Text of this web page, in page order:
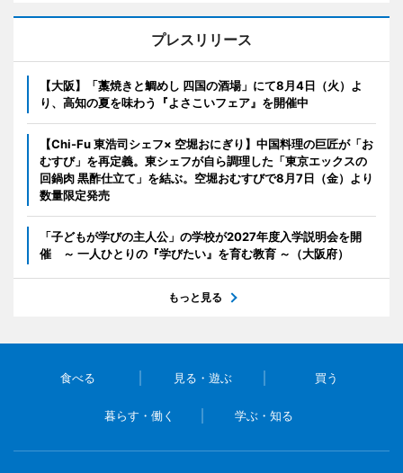
プレスリリース
【大阪】「藁焼きと鯛めし 四国の酒場」にて8月4日（火）よ
り、高知の夏を味わう『よさこいフェア』を開催中
【Chi-Fu 東浩司シェフ× 空堀おにぎり】中国料理の巨匠が「お
むすび」を再定義。東シェフが自ら調理した「東京エックスの
回鍋肉 黒酢仕立て」を結ぶ。空堀おむすびで8月7日（金）より
数量限定発売
「子どもが学びの主人公」の学校が2027年度入学説明会を開
催 ～ 一人ひとりの『学びたい』を育む教育 ～（大阪府）
もっと見る
食べる 見る・遊ぶ 買う
暮らす・働く 学ぶ・知る